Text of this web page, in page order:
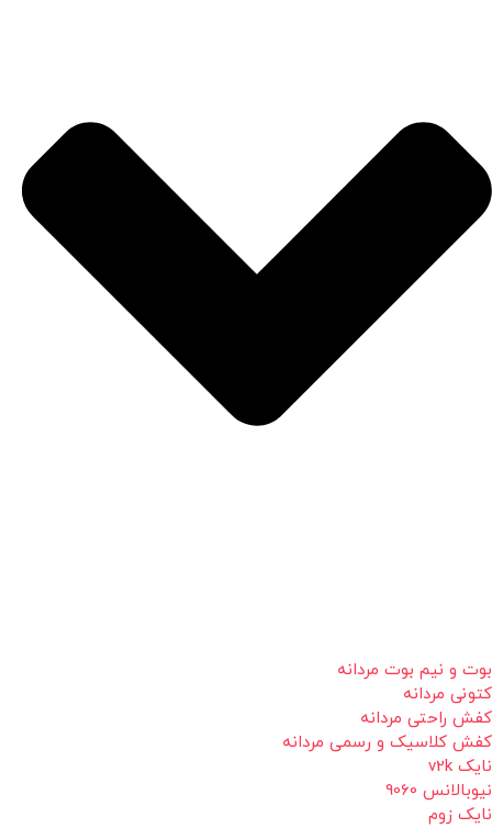
بوت و نیم بوت مردانه
کتونی مردانه
کفش راحتی مردانه
کفش کلاسیک و رسمی مردانه
نایک v2k
نیوبالانس 9060
نایک زوم